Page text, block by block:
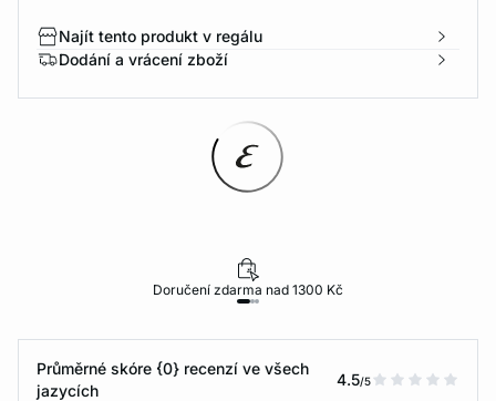
Najít tento produkt v regálu
Dodání a vrácení zboží
Doručení zdarma nad 1300 Kč
Průměrné skóre {0} recenzí ve všech
jazycích
4.5/5